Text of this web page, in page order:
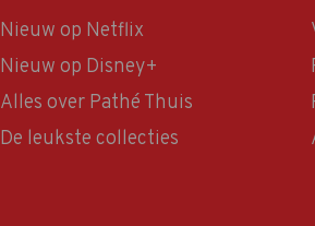
Nieuw op Netflix
Nieuw op Disney+
Alles over Pathé Thuis
De leukste collecties